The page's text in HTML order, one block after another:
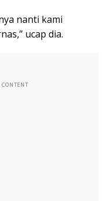
nanti kami
ucap dia.
CONTENT